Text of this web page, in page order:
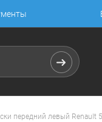
передний левый Renault